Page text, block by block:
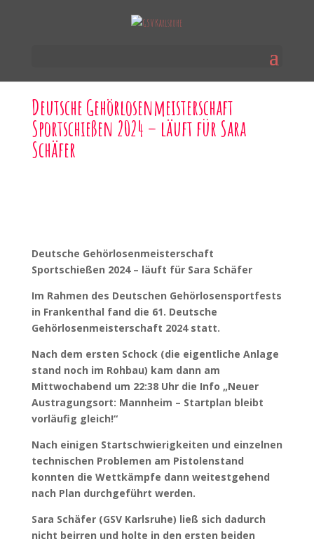
Deutsche Gehörlosenmeisterschaft
Sportschießen 2024 – läuft für Sara
Schäfer
Deutsche Gehörlosenmeisterschaft
Sportschießen 2024 – läuft für Sara Schäfer
Im Rahmen des Deutschen Gehörlosensportfests
in Frankenthal fand die 61. Deutsche
Gehörlosenmeisterschaft 2024 statt.
Nach dem ersten Schock (die eigentliche Anlage
stand noch im Rohbau) kam dann am
Mittwochabend um 22:38 Uhr die Info „Neuer
Austragungsort: Mannheim – Startplan bleibt
vorläufig gleich!“
Nach einigen Startschwierigkeiten und einzelnen
technischen Problemen am Pistolenstand
konnten die Wettkämpfe dann weitestgehend
nach Plan durchgeführt werden.
Sara Schäfer (GSV Karlsruhe) ließ sich dadurch
nicht beirren und holte in den ersten beiden